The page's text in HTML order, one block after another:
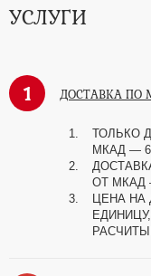
УСЛУГИ
1 ДОСТАВКА ПО
ТОЛЬКО
МКАД —
ОТ МКАД
ЦЕНА НА